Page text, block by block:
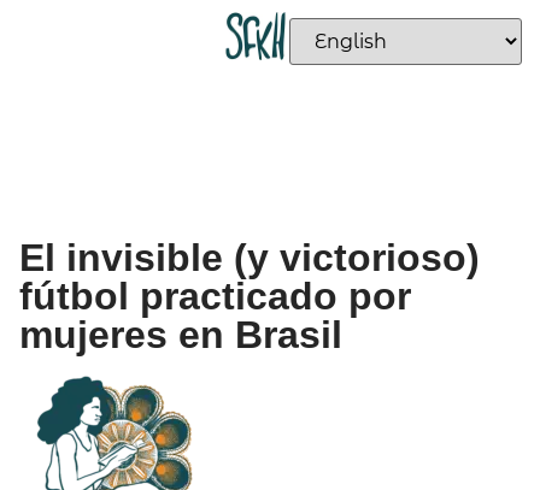
El invisible (y victorioso)
fútbol practicado por
mujeres en Brasil